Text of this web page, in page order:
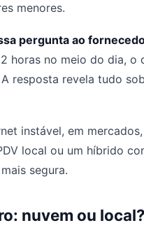
menores.
pergunta ao
horas no meio do dia, o
resposta revela tudo
instável, em mercados,
local ou um híbrido
segura.
nuvem ou